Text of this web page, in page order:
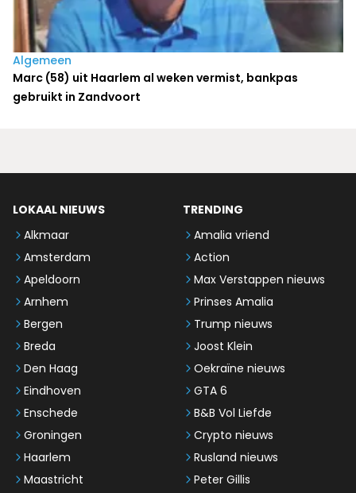
Algemeen
Marc (58) uit Haarlem al weken vermist, bankpas
gebruikt in Zandvoort
LOKAAL NIEUWS
Alkmaar
Amsterdam
Apeldoorn
Arnhem
Bergen
Breda
Den Haag
Eindhoven
Enschede
Groningen
Haarlem
Maastricht
TRENDING
Amalia vriend
Action
Max Verstappen nieuws
Prinses Amalia
Trump nieuws
Joost Klein
Oekraïne nieuws
GTA 6
B&B Vol Liefde
Crypto nieuws
Rusland nieuws
Peter Gillis